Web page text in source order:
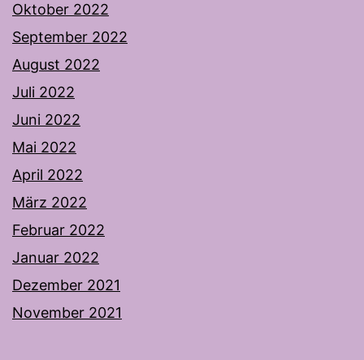
Oktober 2022
September 2022
August 2022
Juli 2022
Juni 2022
Mai 2022
April 2022
März 2022
Februar 2022
Januar 2022
Dezember 2021
November 2021